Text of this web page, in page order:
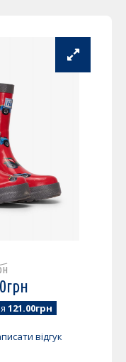
грн
121.00грн
відгук